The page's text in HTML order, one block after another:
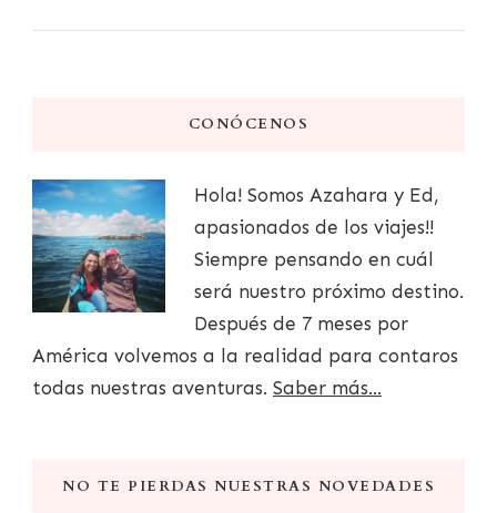
CONÓCENOS
Hola! Somos Azahara y Ed,
apasionados de los viajes!!
Siempre pensando en cuál
será nuestro próximo destino.
Después de 7 meses por
América volvemos a la realidad para contaros
todas nuestras aventuras. Saber más...
NO TE PIERDAS NUESTRAS NOVEDADES